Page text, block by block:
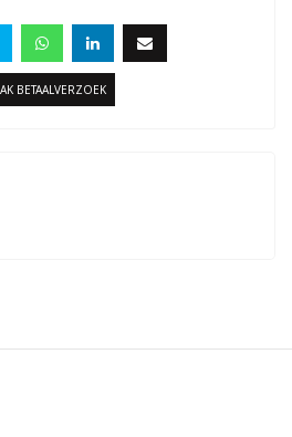
BETAALVERZOEK